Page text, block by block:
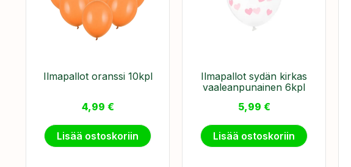
Ilmapallot oranssi 10kpl
4,99 €
Lisää ostoskoriin
Ilmapallot sydän kirkas
vaaleanpunainen 6kpl
5,99 €
Lisää ostoskoriin